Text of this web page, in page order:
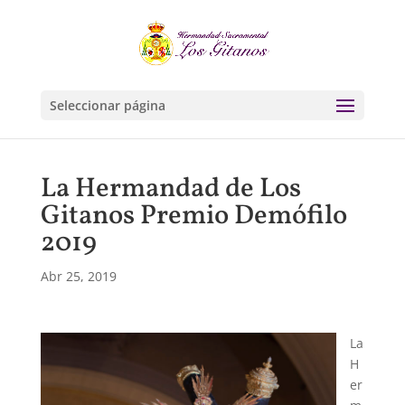
Seleccionar página
La Hermandad de Los
Gitanos Premio Demófilo
2019
Abr 25, 2019
La
H
er